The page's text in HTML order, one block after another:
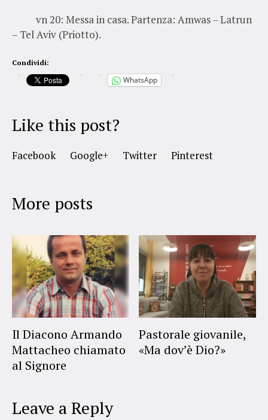
vn 20: Messa in casa. Partenza: Amwas – Latrun
– Tel Aviv (Priotto).
Condividi:
WhatsApp
Like this post?
Facebook Google+ Twitter Pinterest
More posts
Il Diacono Armando
Mattacheo chiamato
al Signore
Pastorale giovanile,
«Ma dov’è Dio?»
Leave a Reply